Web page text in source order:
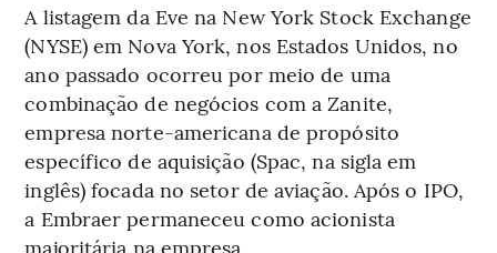
A listagem da Eve na New York Stock Exchange
(NYSE) em Nova York, nos Estados Unidos, no
ano passado ocorreu por meio de uma
combinação de negócios com a Zanite,
empresa norte-americana de propósito
específico de aquisição (Spac, na sigla em
inglês) focada no setor de aviação. Após o IPO,
a Embraer permaneceu como acionista
majoritária na empresa.